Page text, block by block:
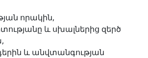
որակին,
և սխալներից զերծ
և անվտանգության